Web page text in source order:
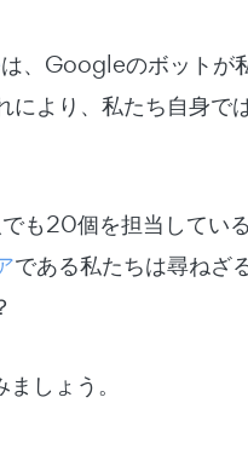
は、Googleのボットが
より、私たち自身で
も20個を担当してい
である私たちは尋ねざ
しょう。